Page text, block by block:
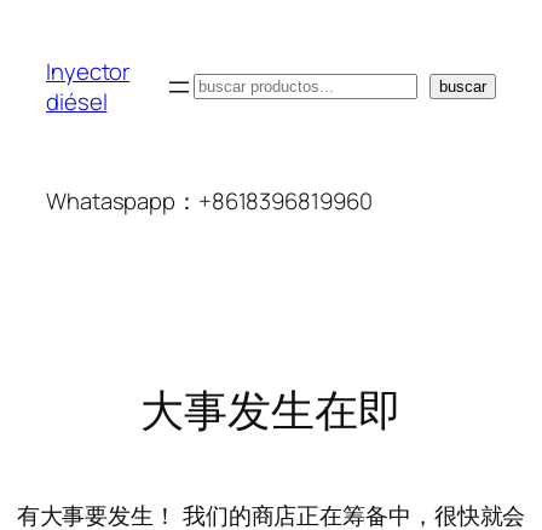
Inyector
diésel
搜
buscar
Whataspapp：+8618396819960
大事发生在即
有大事要发生！ 我们的商店正在筹备中，很快就会